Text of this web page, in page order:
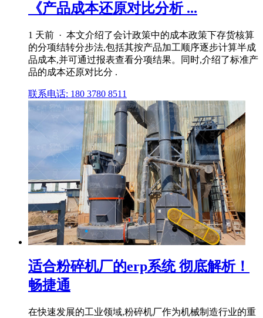
《产品成本还原对比分析 ...
1 天前 · 本文介绍了会计政策中的成本政策下存货核算
的分项结转分步法,包括其按产品加工顺序逐步计算半成
品成本,并可通过报表查看分项结果。同时,介绍了标准产
品的成本还原对比分 .
联系电话: 180 3780 8511
适合粉碎机厂的erp系统 彻底解析！
畅捷通
在快速发展的工业领域,粉碎机厂作为机械制造行业的重